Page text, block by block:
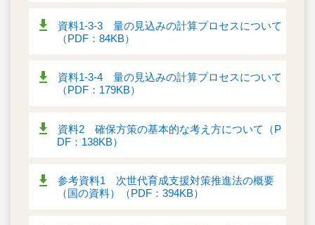
資料1-3-3 量の見込みの計算プロセスについて
（PDF：84KB）
資料1-3-4 量の見込みの計算プロセスについて
（PDF：179KB）
資料2 確保方策の基本的な考え方について（P
DF：138KB）
参考資料1 次世代育成支援対策推進法の概要
（国の資料）（PDF：394KB）